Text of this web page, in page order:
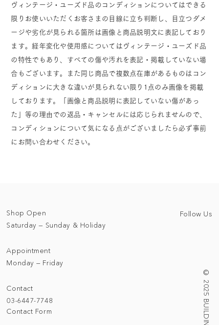
ヴィンテージ・ユーズド品のコンディションについてはできる
限りお使いいただくお客さまの目線に立ち判断し、目立つダメ
ージや劣化が見られる箇所は画像と商品説明文に表記しており
ます。経年変化や使用感についてはヴィンテージ・ユーズド品
の特性でもあり、すべての傷や汚れを表記・掲載していない場
合もございます。また同じ商品で複数点在庫があるものはコン
ディションに大きな違いが見られない限り1点のみ画像を掲載
しております。「画像と商品説明に表記していない傷があっ
た」等の理由での返品・キャンセルには応じられませんので、
コンディションについて気になる点がございましたら必ず事前
にお問い合わせください。
Contact
03-6447-7748
Contact Form
Shop Open
Saturday — Sunday & Holiday
Appointment
Monday — Friday
Follow Us